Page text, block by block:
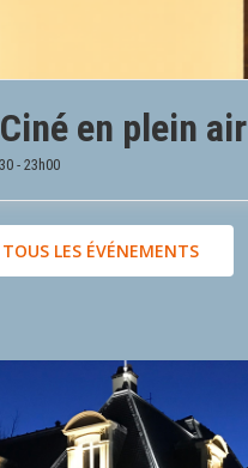
en plein air
- 23h00
TOUS LES ÉVÉNEMENTS